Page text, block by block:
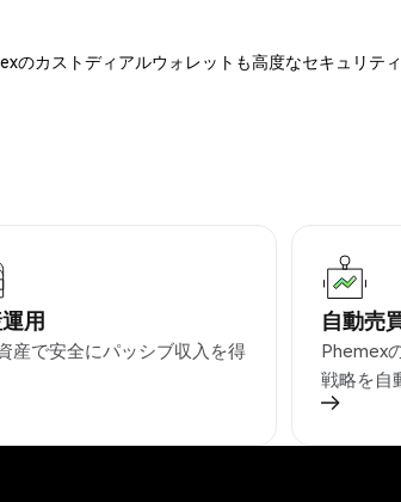
カストディアルウォレットも高度なセキュリテ
用
産で安全にパッシブ収入を得
自動売
Phemex
戦略を自